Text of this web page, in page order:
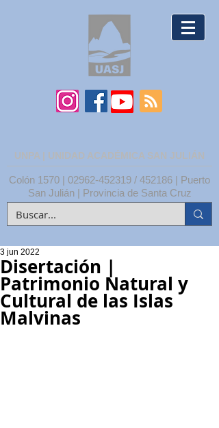
UNPA | UNIDAD ACADÉMICA SAN JULIÁN
Colón 1570 | 02962-452319 / 452186 | Puerto
San Julián | Provincia de Santa Cruz
Disertación |
Patrimonio Natural y
Cultural de las Islas
Malvinas
3 jun 2022